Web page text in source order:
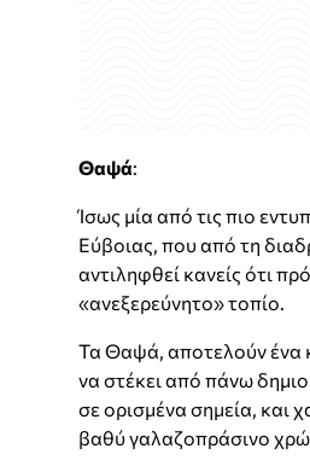
Θαψά:
Ίσως μία από τις πιο
Εύβοιας, που από τη
αντιληφθεί κανείς ότι
«ανεξερεύνητο» τοπίο.
Τα Θαψά, αποτελούν ένα
να στέκει από πάνω
σε ορισμένα σημεία, και
βαθύ γαλαζοπράσινο